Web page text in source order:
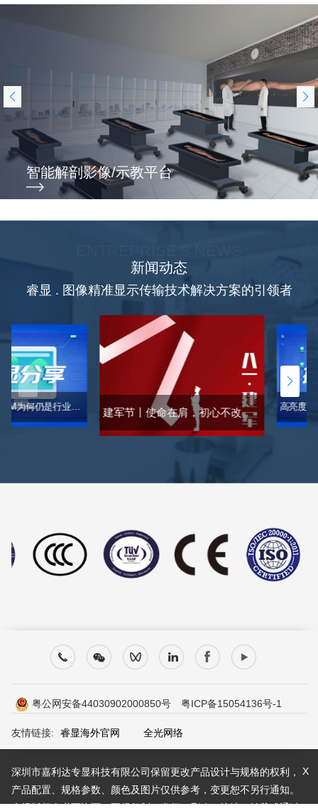
智能解剖影像/示教平台
新闻动态
睿显 . 图像精准显示传输技术解决方案的引领者
建军节丨使命在肩，初心不改。
粤公网安备44030902000850号 粤ICP备15054136号-1
友情链接: 睿显海外官网 全光网络
深圳市嘉利达专显科技有限公司保留更改产品设计与规格的权利，
产品配置、规格参数、颜色及图片仅供参考，变更恕不另行通知。
未经版权人书面许可，不得复制、发行、删改、摘编、转载或通过
X